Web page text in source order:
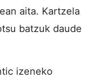
aita. Kartzela
batzuk daude
izeneko